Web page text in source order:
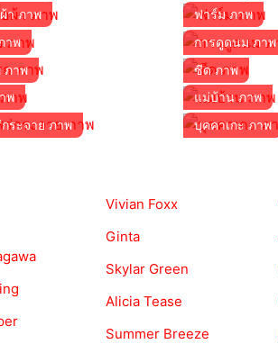
า ภาพ
าพ
ภาพ
พ
ระจาย ภาพ
ฟาร์ม ภาพ
การดูดนม ภาพ
ซีด ภาพ
แม่บ้าน ภาพ
บุคคาเกะ ภาพ
Vivian Foxx
Ginta
Skylar Green
Alicia Tease
Summer Breeze